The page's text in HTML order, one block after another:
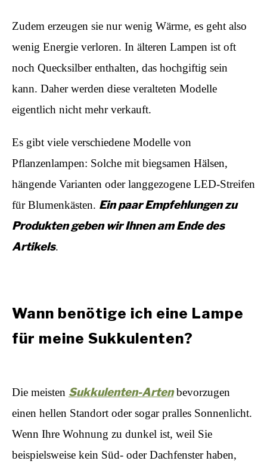
Zudem erzeugen sie nur wenig Wärme, es geht also
wenig Energie verloren. In älteren Lampen ist oft
noch Quecksilber enthalten, das hochgiftig sein
kann. Daher werden diese veralteten Modelle
eigentlich nicht mehr verkauft.
Es gibt viele verschiedene Modelle von
Pflanzenlampen: Solche mit biegsamen Hälsen,
hängende Varianten oder langgezogene LED-Streifen
für Blumenkästen. Ein paar Empfehlungen zu
Produkten geben wir Ihnen am Ende des
Artikels.
Wann benötige ich eine Lampe
für meine Sukkulenten?
Die meisten Sukkulenten-Artenbevorzugen
einen hellen Standort oder sogar pralles Sonnenlicht.
Wenn Ihre Wohnung zu dunkel ist, weil Sie
beispielsweise kein Süd- oder Dachfenster haben,